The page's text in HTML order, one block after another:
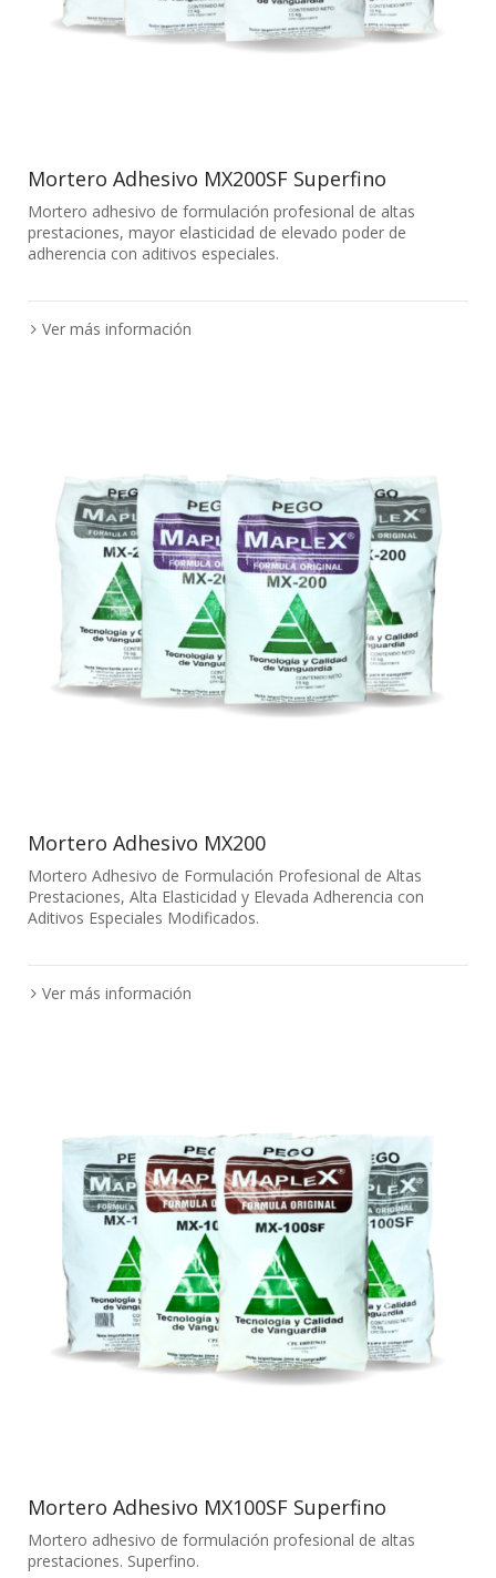
Mortero Adhesivo MX200SF Superfino
Mortero adhesivo de formulación profesional de altas
prestaciones, mayor elasticidad de elevado poder de
adherencia con aditivos especiales.
Ver más información
Mortero Adhesivo MX200
Mortero Adhesivo de Formulación Profesional de Altas
Prestaciones, Alta Elasticidad y Elevada Adherencia con
Aditivos Especiales Modificados.
Ver más información
Mortero Adhesivo MX100SF Superfino
Mortero adhesivo de formulación profesional de altas
prestaciones. Superfino.